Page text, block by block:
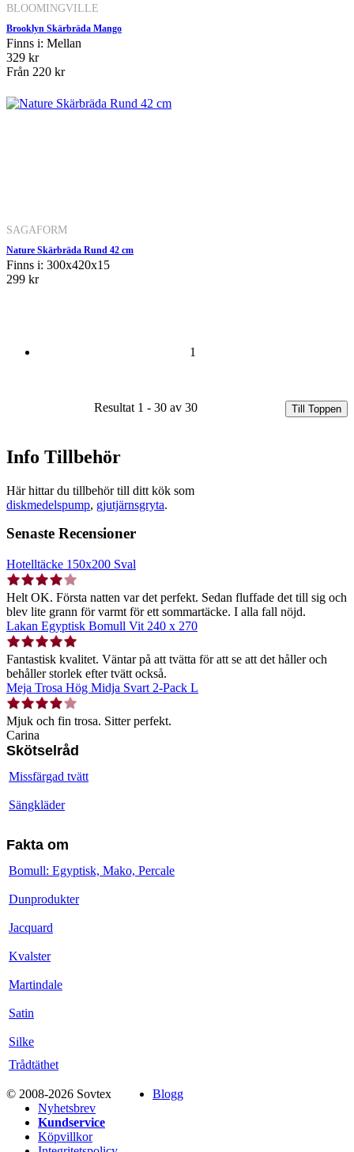
BLOOMINGVILLE
Brooklyn Skärbräda Mango
Finns i: Mellan
329 kr
Från 220 kr
SAGAFORM
Nature Skärbräda Rund 42 cm
Finns i: 300x420x15
299 kr
1
Resultat 1 - 30 av 30 Till Toppen
Info Tillbehör
Här hittar du tillbehör till ditt kök som
diskmedelspump, gjutjärnsgryta.
Senaste Recensioner
Hotelltäcke 150x200 Sval
Helt OK. Första natten var det perfekt. Sedan fluffade det till sig och
blev lite grann för varmt för ett sommartäcke. I alla fall nöjd.
Lakan Egyptisk Bomull Vit 240 x 270
Fantastisk kvalitet. Väntar på att tvätta för att se att det håller och
behåller storlek efter tvätt också.
Meja Trosa Hög Midja Svart 2-Pack L
Mjuk och fin trosa. Sitter perfekt.
Carina
Skötselråd
Missfärgad tvätt
Sängkläder
Fakta om
Bomull: Egyptisk, Mako, Percale
Dunprodukter
Jacquard
Kvalster
Martindale
Satin
Silke
Trådtäthet
© 2008-2026 Sovtex
Blogg
Nyhetsbrev
Kundservice
Köpvillkor